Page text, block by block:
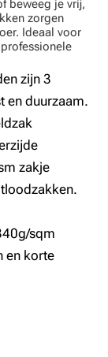
beweeg je vrij,
zorgen
Ideaal voor
zijn 3
en duurzaam.
zakje
sqm
en korte